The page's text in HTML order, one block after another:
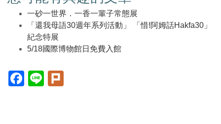
一砂一世界．一香一輩子常態展
「還我母語30週年系列活動」 「惜!阿姆話Hakfa30」
紀念特展
5/18國際博物館日免費入館
Facebook(另
開
Line(另
開